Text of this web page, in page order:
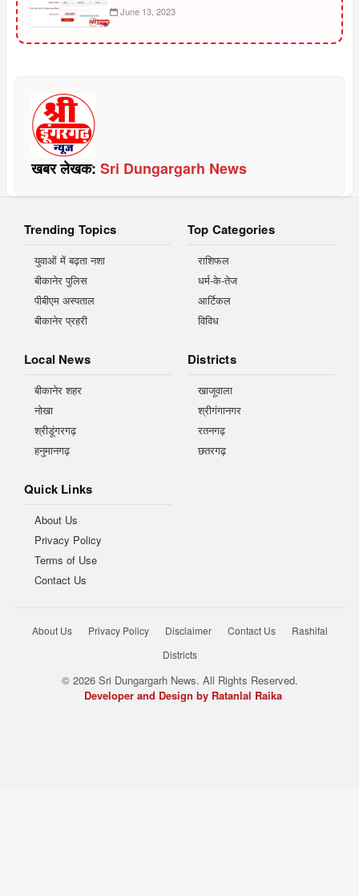
June 13, 2023
खबर लेखक: Sri Dungargarh News
Trending Topics
युवाओं में बढ़ता नशा
बीकानेर पुलिस
पीबीएम अस्पताल
बीकानेर प्रहरी
Top Categories
राशिफल
धर्म-के-तेज
आर्टिकल
विविध
Local News
बीकानेर शहर
नोखा
श्रीडूंगरगढ़
हनुमानगढ़
Districts
खाजूवाला
श्रीगंगानगर
रतनगढ़
छतरगढ़
Quick Links
About Us
Privacy Policy
Terms of Use
Contact Us
About Us Privacy Policy Disclaimer Contact Us
Rashifal
Districts
© 2026 Sri Dungargarh News. All Rights Reserved.
Developer and Design by Ratanlal Raika